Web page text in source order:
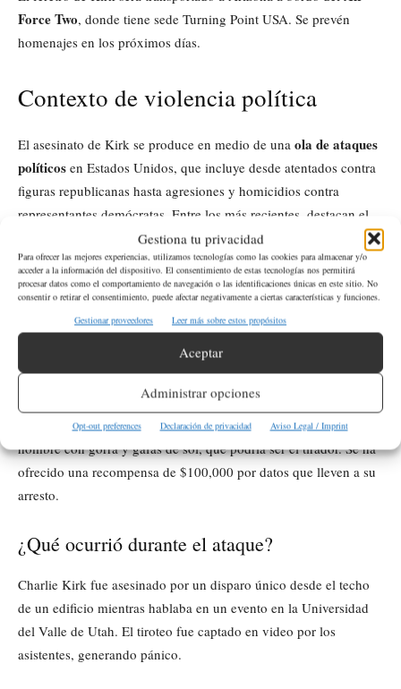
Gestiona tu privacidad
Para ofrecer las mejores experiencias, utilizamos tecnologías como las cookies para almacenar y/o
acceder a la información del dispositivo. El consentimiento de estas tecnologías nos permitirá
procesar datos como el comportamiento de navegación o las identificaciones únicas en este sitio. No
consentir o retirar el consentimiento, puede afectar negativamente a ciertas características y funciones.
Gestionar proveedores
Leer más sobre estos propósitos
Aceptar
Administrar opciones
Opt-out preferences Declaración de privacidad Aviso Legal / Imprint
Force Two, donde tiene sede Turning Point USA. Se prevén
homenajes en los próximos días.
Contexto de violencia política
El asesinato de Kirk se produce en medio de una ola de ataques
políticos en Estados Unidos, que incluye desde atentados contra
figuras republicanas hasta agresiones y homicidios contra
representantes demócratas. Entre los más recientes, destacan el
asesinato de una legisladora de Minnesota en junio quien fue
baleada junto con su esposo y su perro a las puertas de su hogar,
y el atentado contra Trump en un mitin en Pensilvania en 2024.
¿Qué información busca el FBI sobre el
asesinato de Charlie Kirk?
El FBI busca información sobre una persona de interés, un
hombre con gorra y gafas de sol, que podría ser el tirador. Se ha
ofrecido una recompensa de $100,000 por datos que lleven a su
arresto.
¿Qué ocurrió durante el ataque?
Charlie Kirk fue asesinado por un disparo único desde el techo
de un edificio mientras hablaba en un evento en la Universidad
del Valle de Utah. El tiroteo fue captado en video por los
asistentes, generando pánico.